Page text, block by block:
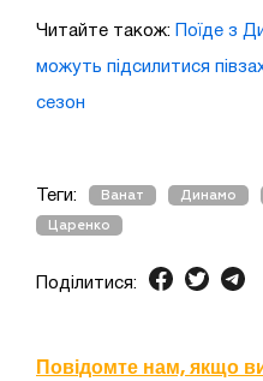
Читайте також: Поїде з
можуть підсилитися
сезон
Теги: Ванат Динамо
Царенко
Поділитися:
Повідомте нам, якщо